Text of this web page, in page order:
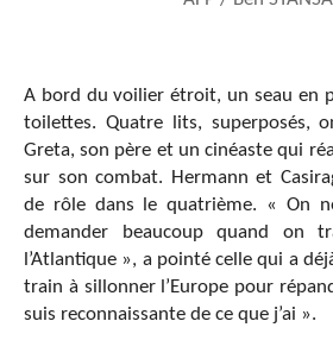
A bord du voilier étroit, un seau en
toilettes. Quatre lits, superposés,
Greta, son père et un cinéaste qui
sur son combat. Hermann et
de rôle dans le quatrième. « On
demander beaucoup quand on
l’Atlantique », a pointé celle qui a
train à sillonner l’Europe pour
suis reconnaissante de ce que j’ai ».